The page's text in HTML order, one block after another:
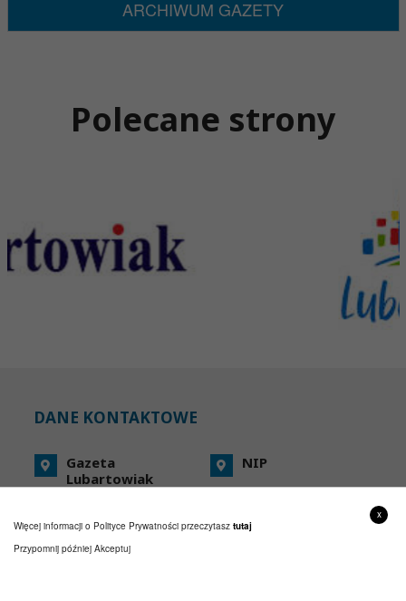
ARCHIWUM GAZETY
Polecane strony
DANE KONTAKTOWE
Gazeta
Lubartowiak
Telefon
NIP
x
Więcej informacji o Polityce Prywatności przeczytasz tutaj
Przypomnij później Akceptuj